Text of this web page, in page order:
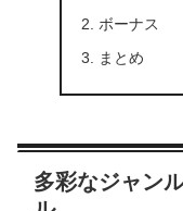
ボーナス
まとめ
多彩なジャン